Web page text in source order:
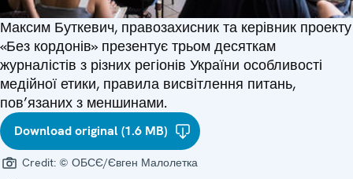
Максим Буткевич, правозахисник та керівник проекту
«Без кордонів» презентує трьом десяткам
журналістів з різних регіонів України особливості
медійної етики, правила висвітлення питань,
пов’язаних з меншинами.
Download original (1.6 MB)
Credit: © ОБСЄ/Євген Малолетка